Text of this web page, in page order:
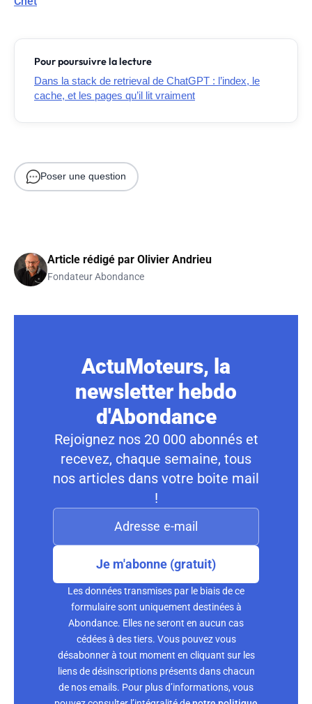
Pour poursuivre la lecture
Dans la stack de retrieval de ChatGPT : l’index, le
cache, et les pages qu’il lit vraiment
Poser une question
Article rédigé par Olivier Andrieu
Fondateur Abondance
ActuMoteurs, la
newsletter hebdo
d'Abondance
Rejoignez nos 20 000 abonnés et
recevez, chaque semaine, tous
nos articles dans votre boite mail
!
Je m'abonne (gratuit)
Les données transmises par le biais de ce
formulaire sont uniquement destinées à
Abondance. Elles ne seront en aucun cas
cédées à des tiers. Vous pouvez vous
désabonner à tout moment en cliquant sur les
liens de désinscriptions présents dans chacun
de nos emails. Pour plus d’informations, vous